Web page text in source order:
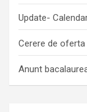
Update-
Cerere de oferta
Anunt